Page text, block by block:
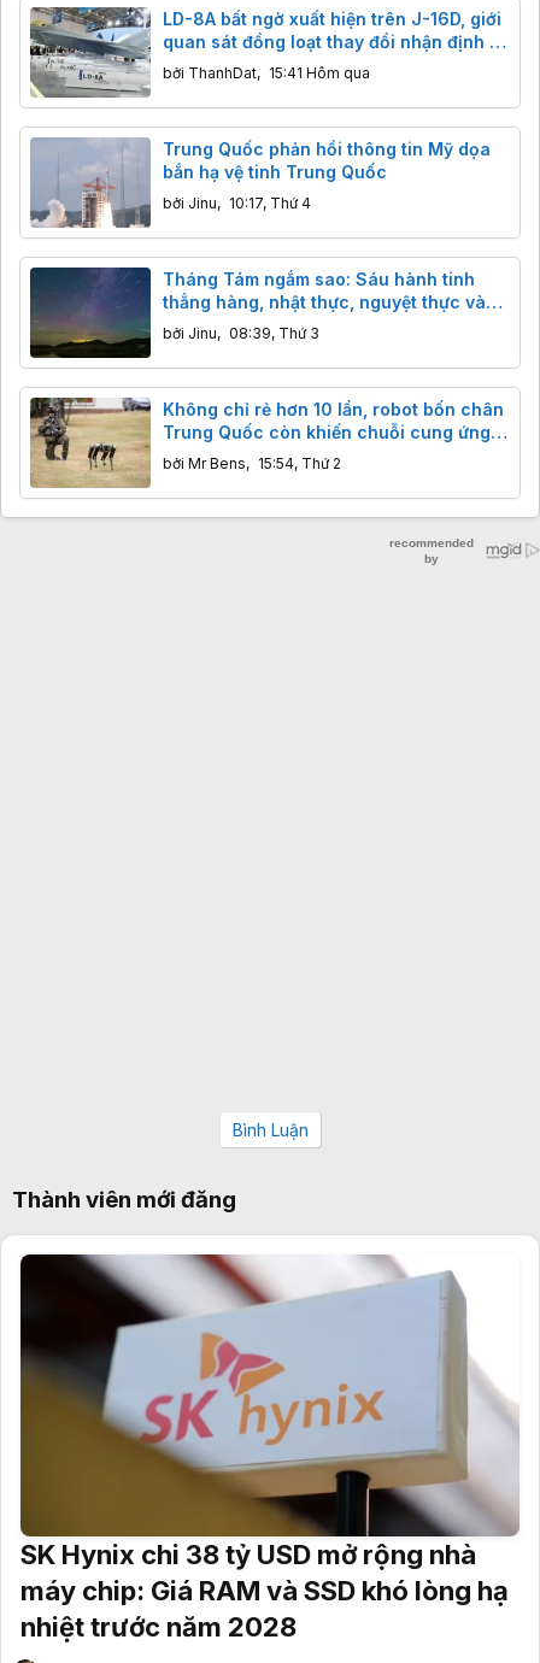
LD-8A bất ngờ xuất hiện trên J-16D, giới
quan sát đồng loạt thay đổi nhận định về
tên lửa chống radar mới của Trung
bởi ThanhDat, 15:41 Hôm qua
Trung Quốc phản hồi thông tin Mỹ dọa
bắn hạ vệ tinh Trung Quốc
bởi Jinu, 10:17, Thứ 4
Tháng Tám ngắm sao: Sáu hành tinh
thẳng hàng, nhật thực, nguyệt thực và
ngôi sao khổng lồ đáng sợ
bởi Jinu, 08:39, Thứ 3
Không chỉ rẻ hơn 10 lần, robot bốn chân
Trung Quốc còn khiến chuỗi cung ứng
phương Tây rơi vào thế khó như thế nào?
bởi Mr Bens, 15:54, Thứ 2
Bình Luận
Thành viên mới đăng
SK Hynix chi 38 tỷ USD mở rộng nhà
máy chip: Giá RAM và SSD khó lòng hạ
nhiệt trước năm 2028